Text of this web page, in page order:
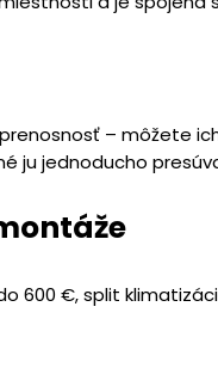
– môžete
ju jednoducho
600 €, split